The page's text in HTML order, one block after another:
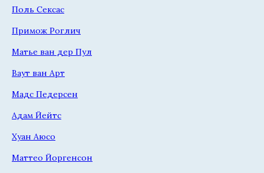
Поль Сексас
Примож Роглич
Матье ван дер Пул
Ваут ван Арт
Мадс Педерсен
Адам Йейтс
Хуан Аюсо
Маттео Йоргенсон